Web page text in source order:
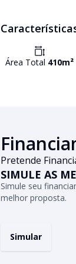
Área Total 410m²
Pretende
SIMULE AS
Simule seu
melhor proposta.
Simular